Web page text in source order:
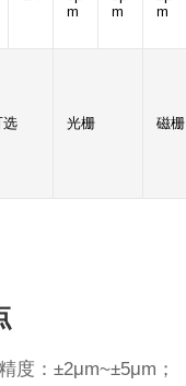
m
m
m
选 光栅 磁栅
度：±2μm~±5μm；